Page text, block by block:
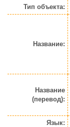
Тип объекта:
Название:
Название
(перевод):
Язык: